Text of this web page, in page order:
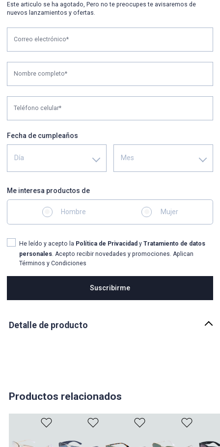
Este articulo se ha agotado, Pero no te preocupes te avisaremos de
nuevos lanzamientos y ofertas.
Correo electrónico*
Nombre completo*
Teléfono celular*
Fecha de cumpleaños
Día Mes
Me interesa productos de
Hombre Mujer
He leído y acepto la Política de Privacidad y Tratamiento de datos
personales. Acepto recibir novedades y promociones. Aplican
Términos y Condiciones
Suscribirme
Detalle de producto
País de origen:
Importador:
Productos relacionados